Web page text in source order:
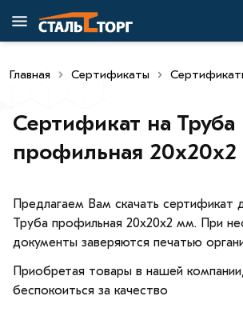
Главная Сертификаты
Сертификат на Труба
профильная
Предлагаем Вам скачать сертификат
Труба профильная 20х20х2 мм. При
документы заверяются печатью
Приобретая товары в нашей
беспокоиться за качество